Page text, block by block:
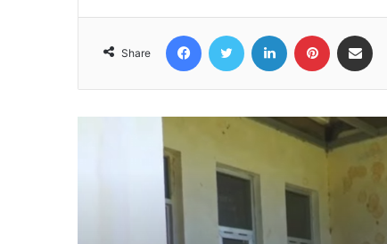
Share